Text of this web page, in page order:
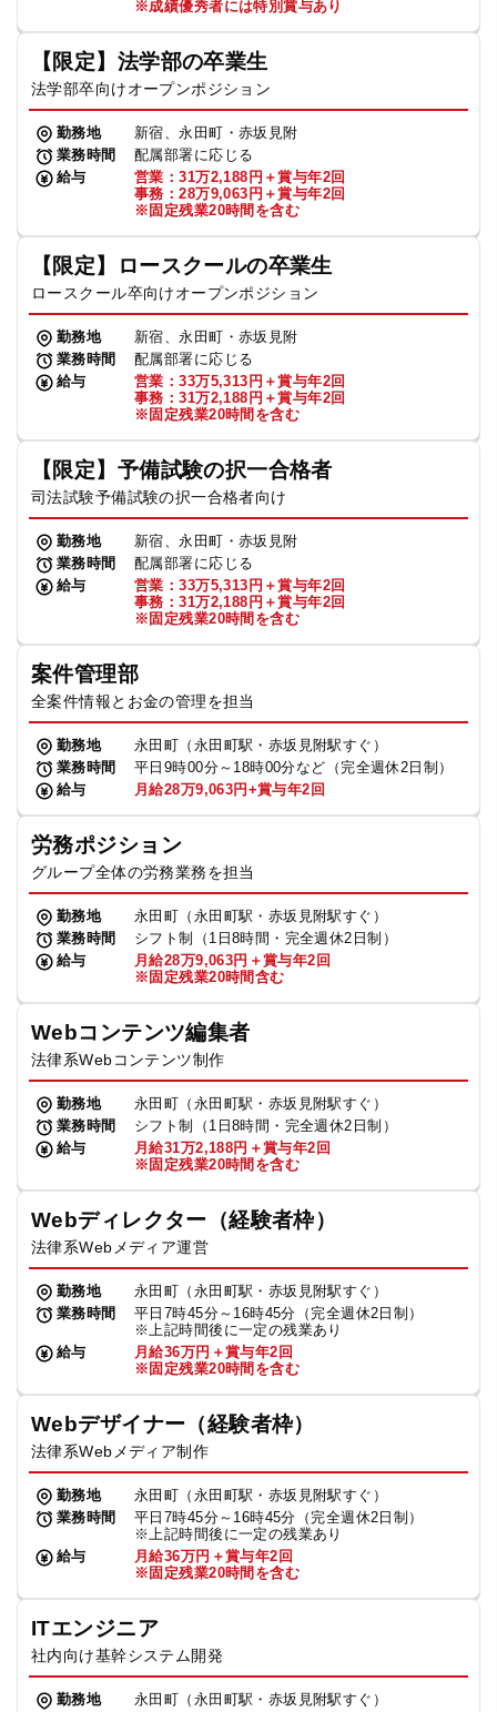
※成績優秀者には特別賞与あり
【限定】法学部の卒業生
法学部卒向けオープンポジション
勤務地
新宿、永田町・赤坂見附
業務時間
配属部署に応じる
給与
営業：31万2,188円＋賞与年2回
事務：28万9,063円＋賞与年2回
※固定残業20時間を含む
【限定】ロースクールの卒業生
ロースクール卒向けオープンポジション
勤務地
新宿、永田町・赤坂見附
業務時間
配属部署に応じる
給与
営業：33万5,313円＋賞与年2回
事務：31万2,188円＋賞与年2回
※固定残業20時間を含む
【限定】予備試験の択一合格者
司法試験予備試験の択一合格者向け
勤務地
新宿、永田町・赤坂見附
業務時間
配属部署に応じる
給与
営業：33万5,313円＋賞与年2回
事務：31万2,188円＋賞与年2回
※固定残業20時間を含む
案件管理部
全案件情報とお金の管理を担当
勤務地
永田町（永田町駅・赤坂見附駅すぐ）
業務時間
平日9時00分～18時00分など（完全週休2日制）
給与
月給28万9,063円+賞与年2回
労務ポジション
グループ全体の労務業務を担当
勤務地
永田町（永田町駅・赤坂見附駅すぐ）
業務時間
シフト制（1日8時間・完全週休2日制）
給与
月給28万9,063円＋賞与年2回
※固定残業20時間含む
Webコンテンツ編集者
法律系Webコンテンツ制作
勤務地
永田町（永田町駅・赤坂見附駅すぐ）
業務時間
シフト制（1日8時間・完全週休2日制）
給与
月給31万2,188円＋賞与年2回
※固定残業20時間を含む
Webディレクター（経験者枠）
法律系Webメディア運営
勤務地
永田町（永田町駅・赤坂見附駅すぐ）
業務時間
平日7時45分～16時45分（完全週休2日制）
※上記時間後に一定の残業あり
給与
月給36万円＋賞与年2回
※固定残業20時間を含む
Webデザイナー（経験者枠）
法律系Webメディア制作
勤務地
永田町（永田町駅・赤坂見附駅すぐ）
業務時間
平日7時45分～16時45分（完全週休2日制）
※上記時間後に一定の残業あり
給与
月給36万円＋賞与年2回
※固定残業20時間を含む
ITエンジニア
社内向け基幹システム開発
勤務地
永田町（永田町駅・赤坂見附駅すぐ）